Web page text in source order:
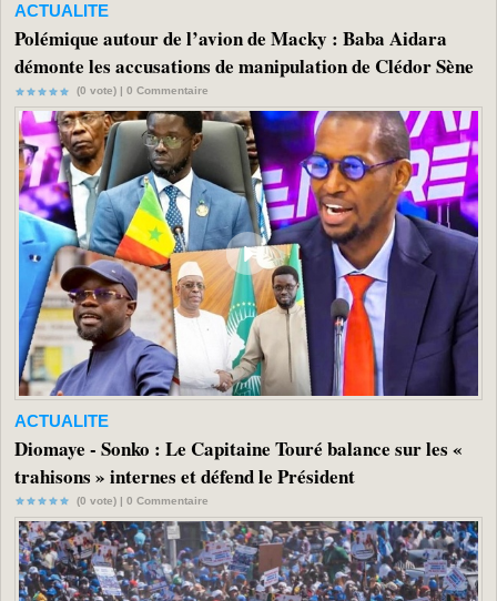
ACTUALITE
Polémique autour de l’avion de Macky : Baba Aidara
démonte les accusations de manipulation de Clédor Sène
(0 vote) | 0 Commentaire
ACTUALITE
Diomaye - Sonko : Le Capitaine Touré balance sur les «
trahisons » internes et défend le Président
(0 vote) | 0 Commentaire